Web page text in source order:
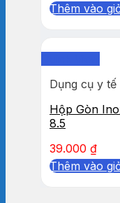
Thêm vào
Dụng cụ y tế
Hộp Gòn
8.5
39.000 ₫
Thêm vào